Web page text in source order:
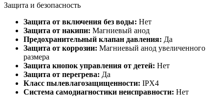
Защита и безопасность
Защита от включения без воды: Нет
Защита от накипи: Магниевый анод
Предохранительный клапан давления: Да
Защита от коррозии: Магниевый анод увеличенного
размера
Защита кнопок управления от детей: Нет
Защита от перегрева: Да
Класс пылевлагозащищенности: IPX4
Система самодиагностики неисправности: Нет